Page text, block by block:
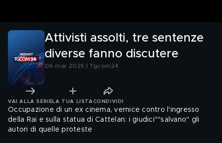
Attivisti assolti, tre sentenze
diverse fanno discutere
06 mar 2025 | Tgcom24
VAI ALLA SERIE LA TUA LISTA CONDIVIDI
Occupazione di un ex cinema, vernice contro l'ingresso
della Rai e sulla statua di Cattelan: i giudici""salvano" gli
autori di quelle proteste